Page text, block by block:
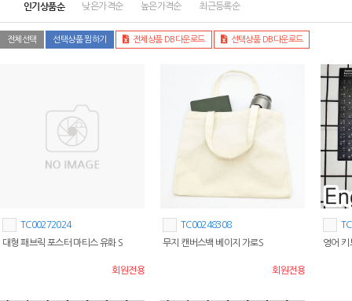
인기상품순 낮은가격순 높은가격순 최근등록순
전체선택 선택상품 찜하기 전체상품 DB다운로드 선택상품 DB다운로드
TC00272024
대형 패브릭 포스터 마티스 유화 S
회원전용
TC00248308
무지 캔버스백 베이지 가로S
회원전용
영어 키